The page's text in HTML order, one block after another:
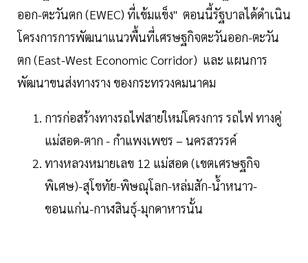
ออก-ตะวันตก (EWEC) ที่เข้มแข็ง" ตอนนี้รัฐบาลได้ดำเนิน
โครงการการพัฒนาแนวพื้นที่เศรษฐกิจตะวันออก-ตะวัน
ตก (East-West Economic Corridor) และ แผนการ
พัฒนาขนส่งทางราง ของกระทรวงคมนาคม
การก่อสร้างทางรถไฟสายใหม่โครงการ รถไฟ ทางคู่
แม่สอด-ตาก - กําแพงเพชร – นครสวรรค์
ทางหลวงหมายเลข 12 แม่สอด (เขตเศรษฐกิจ
พิเศษ)-สุโขทัย-พิษณุโลก-หล่มสัก-น้ำหนาว-
ขอนแก่น-กาฬสินธุ์-มุกดาหารนั้น